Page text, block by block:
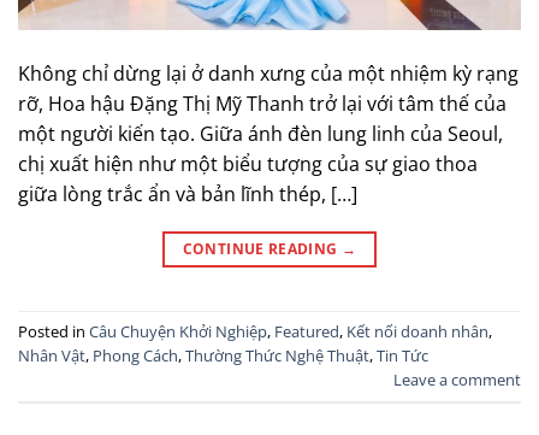
Không chỉ dừng lại ở danh xưng của một nhiệm kỳ rạng
rỡ, Hoa hậu Đặng Thị Mỹ Thanh trở lại với tâm thế của
một người kiến tạo. Giữa ánh đèn lung linh của Seoul,
chị xuất hiện như một biểu tượng của sự giao thoa
giữa lòng trắc ẩn và bản lĩnh thép, […]
CONTINUE READING →
Posted in Câu Chuyện Khởi Nghiệp, Featured, Kết nối doanh nhân,
Nhân Vật, Phong Cách,Thường Thức Nghệ Thuật,Tin Tức
Leave a comment